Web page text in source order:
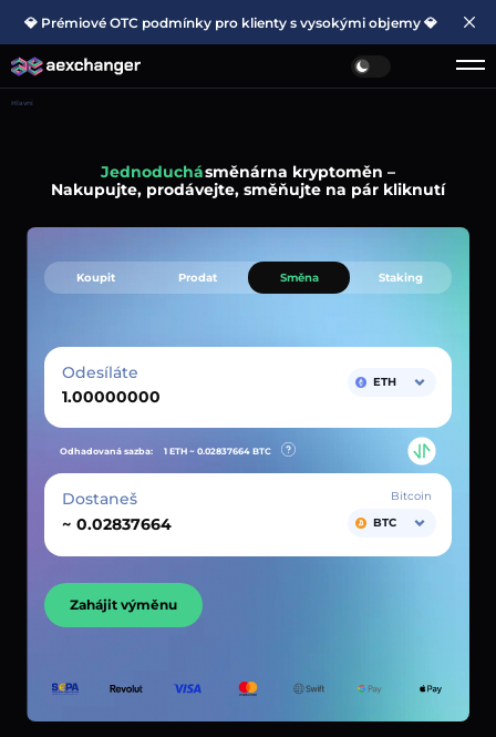
💎 Prémiové OTC podmínky pro klienty s vysokými objemy 💎
Hlavní
Jednoduchásměnárna kryptoměn –
Nakupujte, prodávejte, směňujte na pár kliknutí
Koupit Prodat Směna Staking
Odesíláte ETH
Odhadovaná sazba: 1 ETH ~ 0.02837664 BTC
Dostaneš
~
Bitcoin
BTC
Zahájit výměnu